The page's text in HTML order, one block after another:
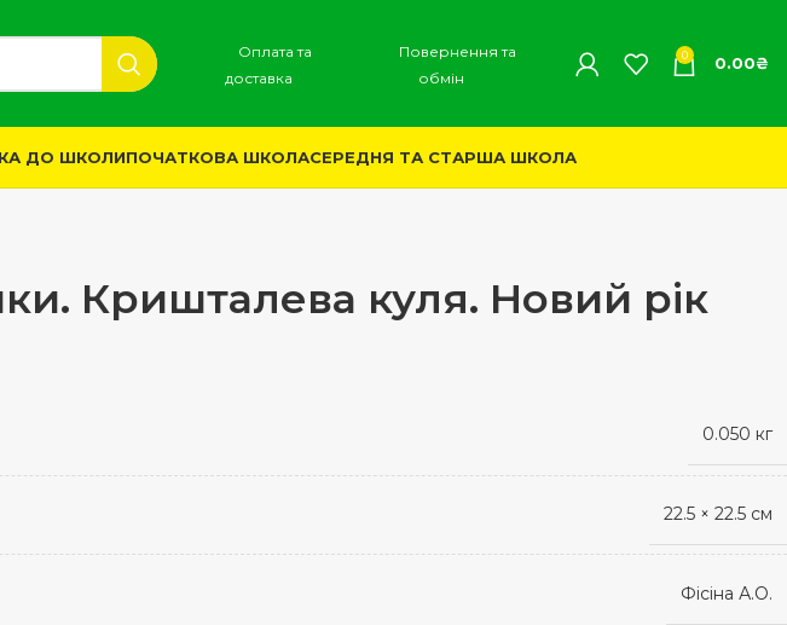
Оплата та
доставка
Повернення та
обмін
0 0.00₴
ДО ШКОЛИПОЧАТКОВА ШКОЛАСЕРЕДНЯ ТА СТАРША ШКОЛА
Кришталева куля. Новий рік
0.050 кг
22.5 × 22.5 см
Фісіна А.О.